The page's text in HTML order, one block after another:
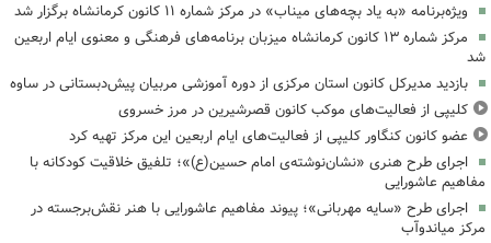
ویژه‌برنامه «به یاد بچه‌های میناب» در مرکز شماره ۱۱ کانون کرمانشاه برگزار شد
مرکز شماره ۱۳ کانون کرمانشاه میزبان برنامه‌های فرهنگی و معنوی ایام اربعین
شد
بازدید مدیرکل کانون استان مرکزی از دوره آموزشی مربیان پیش‌دبستانی در ساوه
کلیپی از فعالیت‌های موکب کانون قصرشیرین در مرز خسروی
عضو کانون کنگاور کلیپی از فعالیت‌های ایام اربعین این مرکز تهیه کرد
اجرای طرح هنری «نشان‌نوشته‌ی امام حسین(ع)»؛ تلفیق خلاقیت کودکانه با
مفاهیم عاشورایی
اجرای طرح «سایه مهربانی»؛ پیوند مفاهیم عاشورایی با هنر نقش‌برجسته در
مرکز میاندوآب